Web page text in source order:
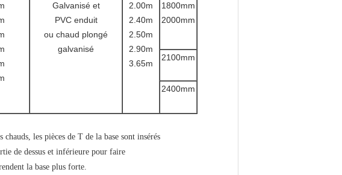
Galvanisé et
PVC enduit
ou chaud plongé
galvanisé
2.00m
2.40m
2.50m
2.90m
3.65m
1800mm
2000mm
2100mm
2400mm
les pièces de T de la base sont insérés
de dessus et inférieure pour faire
la base plus forte.